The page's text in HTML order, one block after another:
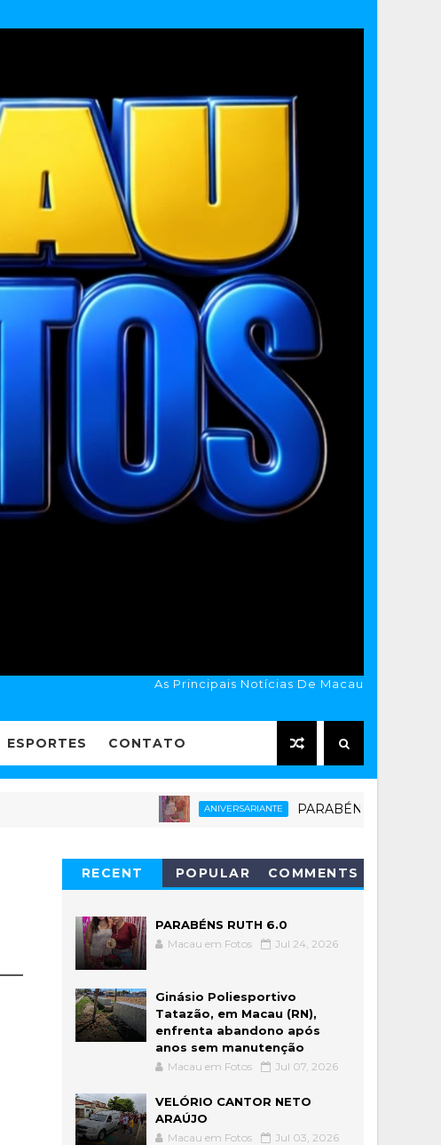
As Principais Notícias De Macau
ESPORTES CONTATO
ANIVERSARIANTE PARABÉNS RUTH 6.0
RECENT POPULAR COMMENTS
PARABÉNS RUTH 6.0
Macau em Fotos Jul 24, 2026
Ginásio Poliesportivo
Tatazão, em Macau (RN),
enfrenta abandono após
anos sem manutenção
Macau em Fotos Jul 07, 2026
VELÓRIO CANTOR NETO
ARAÚJO
Macau em Fotos Jul 03, 2026